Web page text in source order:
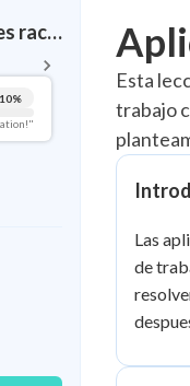
Aplicaciones de ecuaciones racionales
10%
Topic
Pug Score
Getting Started
Videos
Read
Best Quiz
Best Streak
in a row
Esta
trabajo
Las
de